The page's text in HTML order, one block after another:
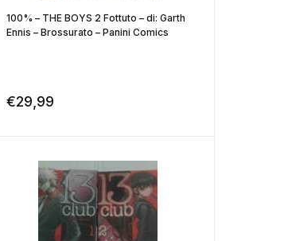
100% – THE BOYS 2 Fottuto – di: Garth
Ennis – Brossurato – Panini Comics
€29,99